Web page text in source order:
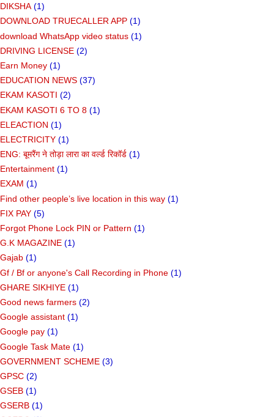
DIKSHA (1)
DOWNLOAD TRUECALLER APP (1)
download WhatsApp video status (1)
DRIVING LICENSE (2)
Earn Money (1)
EDUCATION NEWS (37)
EKAM KASOTI (2)
EKAM KASOTI 6 TO 8 (1)
ELEACTION (1)
ELECTRICITY (1)
ENG: बूमरैंग ने तोड़ा लारा का वर्ल्ड रिकॉर्ड (1)
Entertainment (1)
EXAM (1)
Find other people’s live location in this way (1)
FIX PAY (5)
Forgot Phone Lock PIN or Pattern (1)
G.K MAGAZINE (1)
Gajab (1)
Gf ​​/ Bf or anyone's Call Recording in Phone (1)
GHARE SIKHIYE (1)
Good news farmers (2)
Google assistant (1)
Google pay (1)
Google Task Mate (1)
GOVERNMENT SCHEME (3)
GPSC (2)
GSEB (1)
GSERB (1)